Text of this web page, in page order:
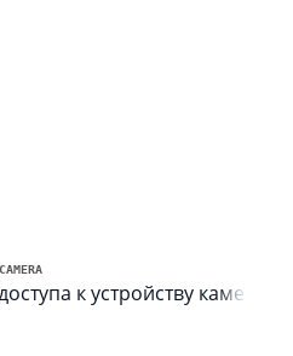
к устройству каме